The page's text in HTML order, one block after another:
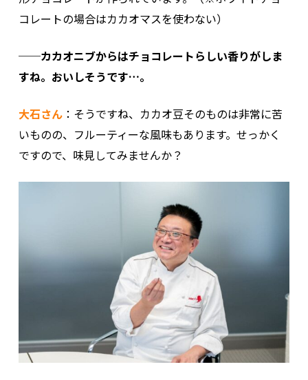
コレートの場合はカカオマスを使わない）
──カカオニブからはチョコレートらしい香りがしま
すね。おいしそうです…。
大石さん：そうですね、カカオ豆そのものは非常に苦
いものの、フルーティーな風味もあります。せっかく
ですので、味見してみませんか？